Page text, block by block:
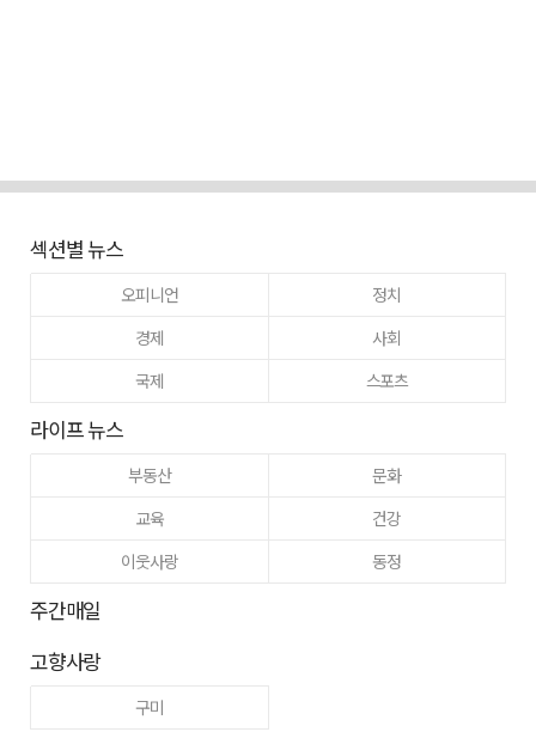
섹션별 뉴스
오피니언
정치
경제
사회
국제
스포츠
라이프 뉴스
부동산
문화
교육
건강
이웃사랑
동정
주간매일
고향사랑
구미